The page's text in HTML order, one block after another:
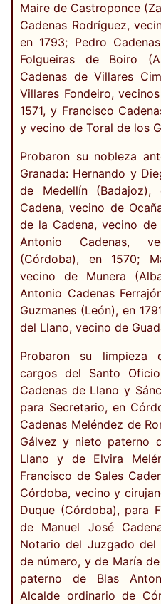
Maire de Castroponce
Cadenas Rodríguez,
en 1793; Pedro
Folgueiras de Boiro
Cadenas de Villares
Villares Fondeiro,
1571, y Francisco
y vecino de Toral de los
Probaron su nobleza
Granada: Hernando y
de Medellín
Cadena, vecino de
de la Cadena, vecino de
Antonio Cadenas,
(Córdoba), en 1570;
vecino de Munera
Antonio Cadenas
Guzmanes (León), en
del Llano, vecino de
Probaron su limpieza
cargos del Santo
Cadenas de Llano y
para Secretario, en
Cadenas Meléndez de
Gálvez y nieto paterno
Llano y de Elvira
Francisco de Sales
Córdoba, vecino y
Duque (Córdoba), para
de Manuel José
Notario del Juzgado
de número, y de María
paterno de Blas
Alcalde ordinario de